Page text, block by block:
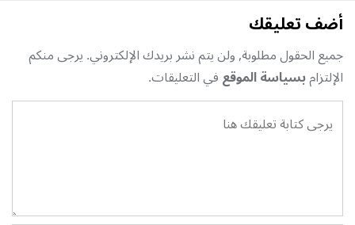
أضف تعليقك
جميع الحقول مطلوبة, ولن يتم نشر بريدك الإلكتروني. يرجى منكم
الإلتزامبسياسة الموقعفي التعليقات.